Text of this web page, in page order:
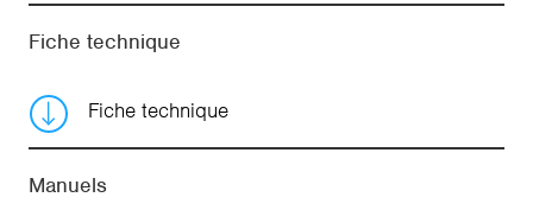
Fiche technique
Fiche technique
Manuels